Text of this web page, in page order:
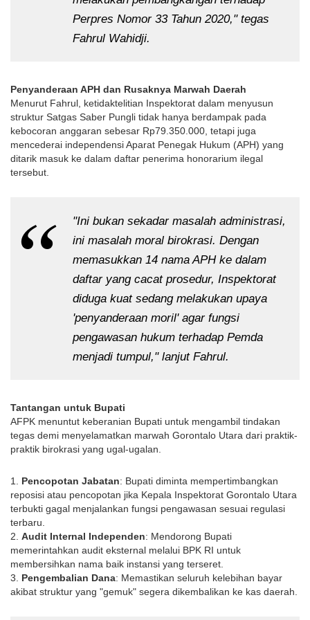
Perpres Nomor 33 Tahun 2020," tegas
Fahrul Wahidji.
Penyanderaan APH dan Rusaknya Marwah Daerah
Menurut Fahrul, ketidaktelitian Inspektorat dalam menyusun
struktur Satgas Saber Pungli tidak hanya berdampak pada
kebocoran anggaran sebesar Rp79.350.000, tetapi juga
mencederai independensi Aparat Penegak Hukum (APH) yang
ditarik masuk ke dalam daftar penerima honorarium ilegal
tersebut.
"Ini bukan sekadar masalah administrasi,
ini masalah moral birokrasi. Dengan
memasukkan 14 nama APH ke dalam
daftar yang cacat prosedur, Inspektorat
diduga kuat sedang melakukan upaya
'penyanderaan moril' agar fungsi
pengawasan hukum terhadap Pemda
menjadi tumpul," lanjut Fahrul.
Tantangan untuk Bupati
AFPK menuntut keberanian Bupati untuk mengambil tindakan
tegas demi menyelamatkan marwah Gorontalo Utara dari praktik-
praktik birokrasi yang ugal-ugalan.
1. Pencopotan Jabatan: Bupati diminta mempertimbangkan
reposisi atau pencopotan jika Kepala Inspektorat Gorontalo Utara
terbukti gagal menjalankan fungsi pengawasan sesuai regulasi
terbaru.
2. Audit Internal Independen: Mendorong Bupati
memerintahkan audit eksternal melalui BPK RI untuk
membersihkan nama baik instansi yang terseret.
3. Pengembalian Dana: Memastikan seluruh kelebihan bayar
akibat struktur yang "gemuk" segera dikembalikan ke kas daerah.